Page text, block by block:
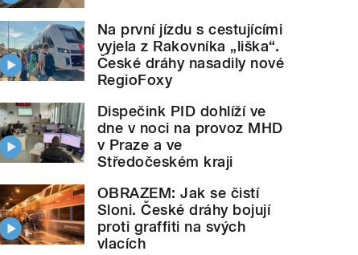
Na první jízdu s cestujícími
vyjela z Rakovníka „liška“.
České dráhy nasadily nové
RegioFoxy
Dispečink PID dohlíží ve
dne v noci na provoz MHD
v Praze a ve
Středočeském kraji
OBRAZEM: Jak se čistí
Sloni. České dráhy bojují
proti graffiti na svých
vlacích